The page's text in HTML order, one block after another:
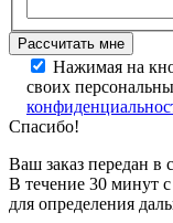
Нажимая на
своих
Спасибо!
Ваш заказ передан в
В течение 30 минут
для определения